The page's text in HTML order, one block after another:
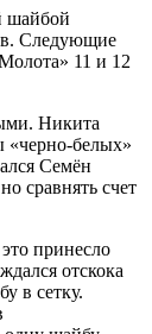
шайбой
Следующие
11 и 12
Никита
«черно-белых»
Семён
сравнять счет
принесло
отскока
в сетку.